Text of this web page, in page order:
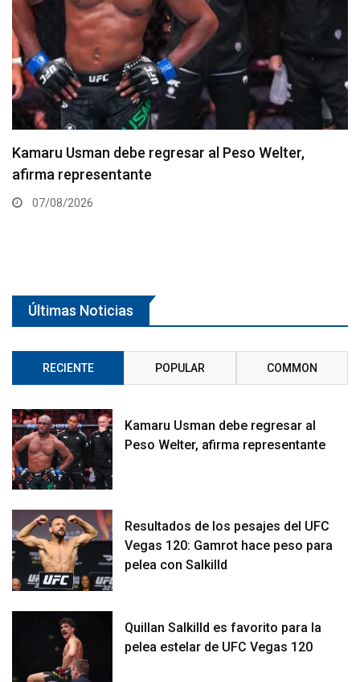
Resultados de los pesajes del UFC Vegas 120:
Gamrot hace peso para pelea con Salkilld
07/08/2026
Últimas Noticias
RECIENTE POPULAR COMMON
Kamaru Usman debe regresar al
Peso Welter, afirma representante
Resultados de los pesajes del UFC
Vegas 120: Gamrot hace peso para
pelea con Salkilld
Quillan Salkilld es favorito para la
pelea estelar de UFC Vegas 120